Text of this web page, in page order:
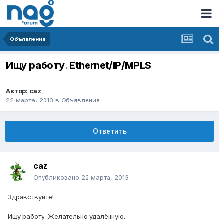
Объявления
Ищу работу. Ethernet/IP/MPLS
Автор: caz
22 марта, 2013 в Объявления
Ответить
caz
Опубликовано 22 марта, 2013
Здравствуйте!
Ищу работу. Желательно удалённую.